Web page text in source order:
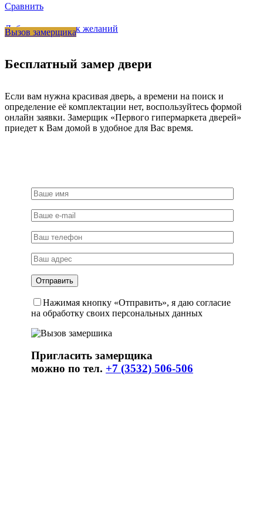
Сравнить
Добавить в список желаний
Вызов замерщика
Бесплатный замер двери
Если вам нужна красивая дверь, а времени на поиск и
определение её комплектации нет, воспользуйтесь формой
онлайн заявки. Замерщик «Первого гипермаркета дверей»
приедет к Вам домой в удобное для Вас время.
Нажимая кнопку «Отправить», я даю согласие
на обработку своих персональных данных
Пригласить замерщика
можно по тел. +7 (3532) 506-506